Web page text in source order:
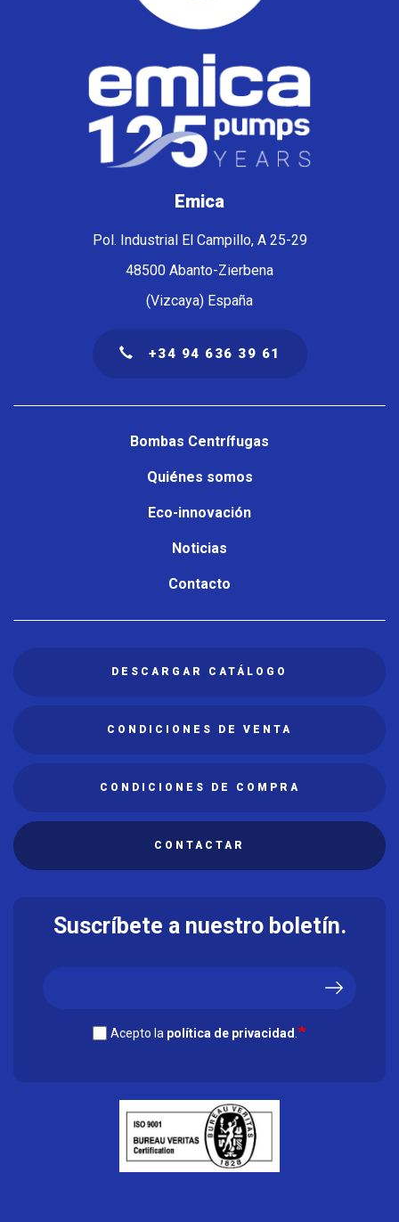
Emica
Pol. Industrial El Campillo, A 25-29
48500 Abanto-Zierbena
(Vizcaya) España
+34 94 636 39 61
Bombas Centrífugas
Quiénes somos
Eco-innovación
Noticias
Contacto
DESCARGAR CATÁLOGO
CONDICIONES DE VENTA
CONDICIONES DE COMPRA
CONTACTAR
Suscríbete a nuestro boletín.
Acepto la política de privacidad